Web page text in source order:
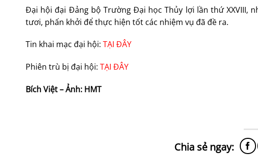
Đại hội đại Đảng bộ Trường Đại học Thủy lợi lần thứ XXVIII,
tươi, phấn khởi để thực hiện tốt các nhiệm vụ đã đề ra.
Tin khai mạc đại hội: TẠI ĐÂY
Phiên trù bị đại hội: TẠI ĐÂY
Bích Việt – Ảnh: HMT